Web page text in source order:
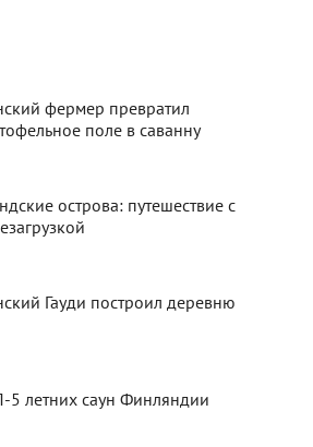
фермер превратил
поле в саванну
острова: путешествие с
Гауди построил деревню
5 летних саун Финляндии